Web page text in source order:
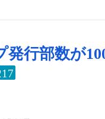
発行部数が